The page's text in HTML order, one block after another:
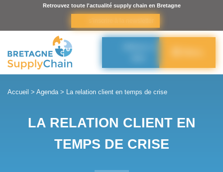
Retrouvez toute l'actualité supply chain en Bretagne
Accueil > Agenda > La relation client en temps de crise
LA RELATION CLIENT EN
TEMPS DE CRISE
Panneau de gestion des cookies